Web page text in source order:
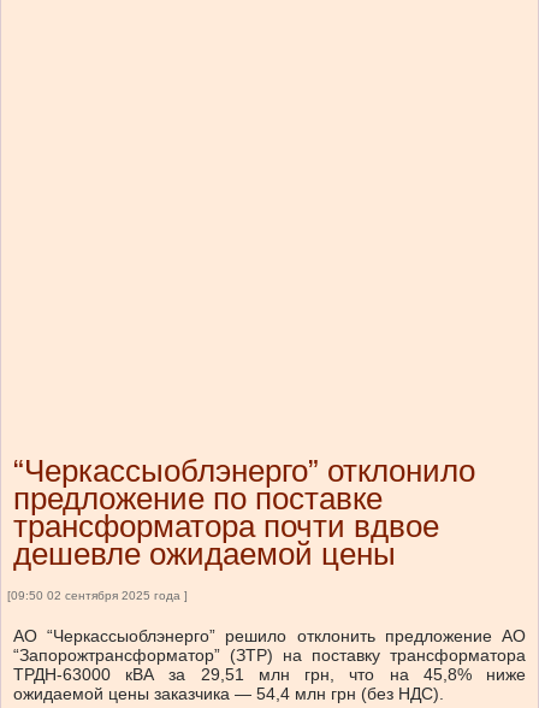
“Черкассыоблэнерго” отклонило
предложение по поставке
трансформатора почти вдвое
дешевле ожидаемой цены
[09:50 02 сентября 2025 года ]
АО “Черкассыоблэнерго” решило отклонить предложение АО
“Запорожтрансформатор” (ЗТР) на поставку трансформатора
ТРДН-63000 кВА за 29,51 млн грн, что на 45,8% ниже
ожидаемой цены заказчика — 54,4 млн грн (без НДС).